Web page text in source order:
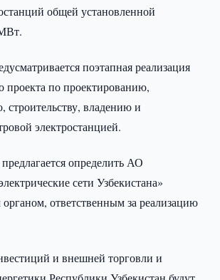
общей установленной
поэтапная реализация
проекта по проектированию,
владению и
электростанцией.
определить АО
сети Узбекистана»
ответственным за реализацию
и внешней торговли и